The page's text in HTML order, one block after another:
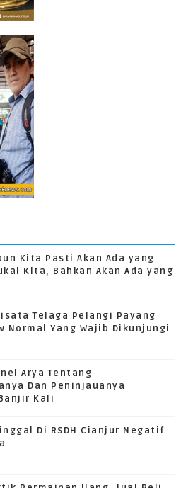
Kita Pasti Akan Ada yang
Kita, Bahkan Akan Ada yang
Telaga Pelangi Payang
Normal Yang Wajib Dikunjungi
Arya Tentang
Dan Peninjauanya
Kali
Di RSDH Cianjur Negatif